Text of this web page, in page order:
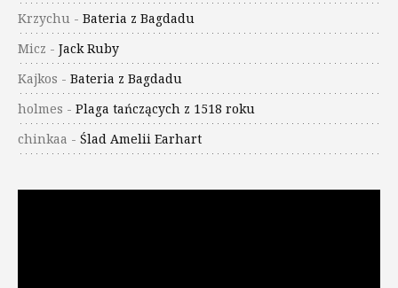
Krzychu - Bateria z Bagdadu
Micz - Jack Ruby
Kajkos - Bateria z Bagdadu
holmes - Plaga tańczących z 1518 roku
chinkaa - Ślad Amelii Earhart